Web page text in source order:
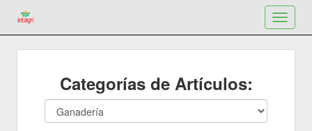
Toggle
Categorías de Artículos: